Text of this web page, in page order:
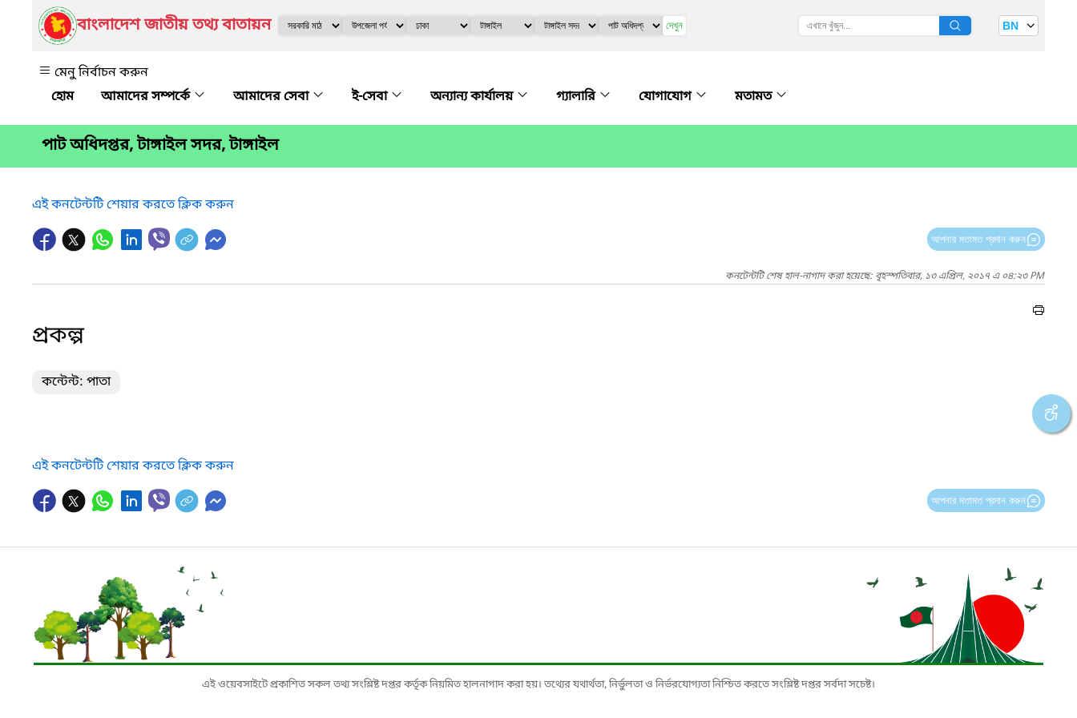
বাংলাদেশ জাতীয় তথ্য বাতায়ন দেখুন BN
মেনু নির্বাচন করুন
আমাদের সম্পর্কে
আমাদের সেবা ই-সেবা অন্যান্য কার্যালয় গ্যালারি যোগাযোগ মতামত
পাট অধিদপ্তর, টাঙ্গাইল সদর, টাঙ্গাইল
এই কনটেন্টটি শেয়ার করতে ক্লিক করুন
আপনার মতামত প্রদান করুন
কনটেন্টটি শেষ হাল-নাগাদ করা হয়েছে: বৃহস্পতিবার, ১৩ এপ্রিল, ২০১৭ এ ০৪:২৩ PM
প্রকল্প
কন্টেন্ট: পাতা
এই কনটেন্টটি শেয়ার করতে ক্লিক করুন
আপনার মতামত প্রদান করুন
এই ওয়েবসাইটে প্রকাশিত সকল তথ্য সংশ্লিষ্ট দপ্তর কর্তৃক নিয়মিত হালনাগাদ করা হয়। তথ্যের যথার্থতা, নির্ভুলতা ও নির্ভরযোগ্যতা নিশ্চিত করতে সংশ্লিষ্ট দপ্তর সর্বদা সচেষ্ট।